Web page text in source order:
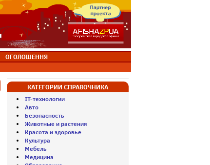
ОГОЛОШЕННЯ
КАТЕГОРИИ СПРАВОЧНИКА
IT-технологии
Авто
Безопасность
Животные и растения
Красота и здоровье
Культура
Мебель
Медицина